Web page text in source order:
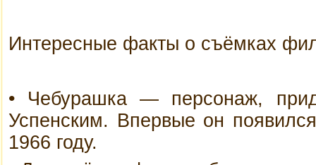
Интересные факты о съёмках
• Чебурашка — персонаж,
Успенским. Впервые он
1966 году.